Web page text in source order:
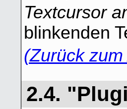
Textcursor
blinkenden
(Zurück
2.4.